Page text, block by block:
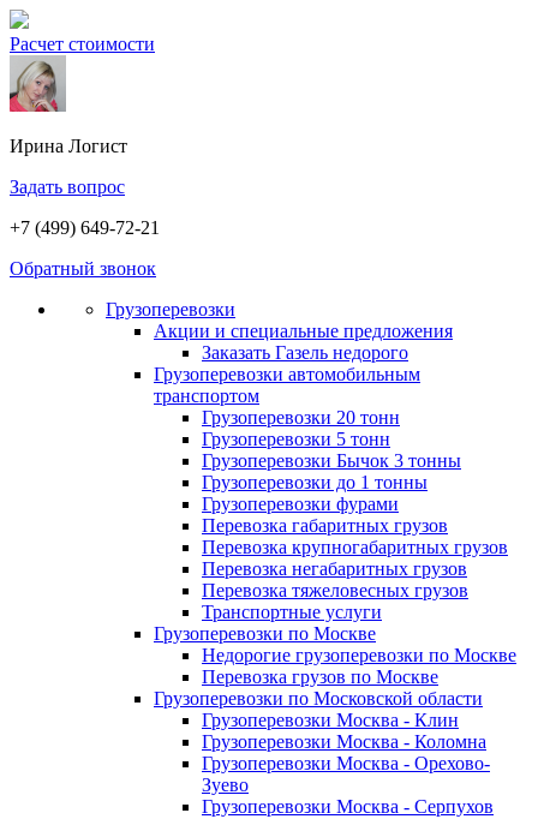
Расчет стоимости
Ирина Логист
Задать вопрос
+7 (499) 649-72-21
Обратный звонок
Грузоперевозки
Акции и специальные предложения
Заказать Газель недорого
Грузоперевозки автомобильным
транспортом
Грузоперевозки 20 тонн
Грузоперевозки 5 тонн
Грузоперевозки Бычок 3 тонны
Грузоперевозки до 1 тонны
Грузоперевозки фурами
Перевозка габаритных грузов
Перевозка крупногабаритных грузов
Перевозка негабаритных грузов
Перевозка тяжеловесных грузов
Транспортные услуги
Грузоперевозки по Москве
Недорогие грузоперевозки по Москве
Перевозка грузов по Москве
Грузоперевозки по Московской области
Грузоперевозки Москва - Клин
Грузоперевозки Москва - Коломна
Грузоперевозки Москва - Орехово-
Зуево
Грузоперевозки Москва - Серпухов